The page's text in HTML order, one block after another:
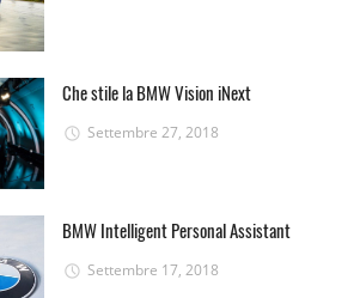
Che stile la BMW Vision iNext
Settembre 27, 2018
BMW Intelligent Personal Assistant
Settembre 17, 2018